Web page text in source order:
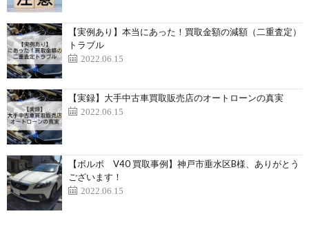
【実例あり】本当にあった！買取金額の減額（二重査定）
トラブル
2022.06.15
【実録】大手中古車買取販売店のオートローンの真実
2022.06.15
【ボルボ V40 買取事例】神戸市垂水区B様、ありがとう
ございます！
2022.06.15